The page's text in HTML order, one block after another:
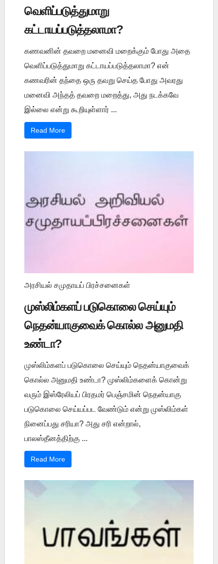
வெளிப்படுத்துமாறு
கட்டாயப்படுத்தலாமா?
கணவனின் தவறை மனைவி மறைக்கும் போது அதை
வெளிப்படுத்துமாறு கட்டாயப்படுத்தலாமா? என்
கணவரின் தந்தை ஒரு தவறு செய்த போது அவரது
மனைவி அந்தத் தவறை மறைத்து, அது நடக்கவே
இல்லை என்று கூறியுள்ளார் ...
Read More
அரசியல் சமுதாயப் பிரச்சனைகள்
முஸ்லிம்களப் படுகொலை செய்யும்
நெதன்யாகுவைக் கொல்ல அனுமதி
உண்டா?
முஸ்லிம்களப் படுகொலை செய்யும் நெதன்யாகுவைக்
கொல்ல அனுமதி உண்டா? முஸ்லிம்களைக் கொன்று
வரும் இஸ்ரேலியப் பிரதமர் பெஞ்சமின் நெதன்யாகு
படுகொலை செய்யப்பட வேண்டும் என்று முஸ்லிம்கள்
நினைப்பது சரியா? அது சரி என்றால்,
பாலஸ்தீனத்திற்கு ...
Read More